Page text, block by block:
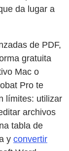
da lugar a
de PDF,
gratuita
Mac o
Pro te
límites: utilizar
archivos
tabla de
y convertir